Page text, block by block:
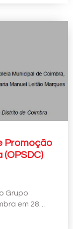
Promoção
Grupo
em 28…